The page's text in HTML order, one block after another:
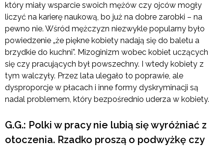
który miały wsparcie swoich mężów czy ojców mogły
liczyć na karierę naukową, bo już na dobre zarobki – na
pewno nie. Wśród mężczyzn niezwykle popularny było
powiedzenie „że piękne kobiety nadają się do baletu a
brzydkie do kuchni”. Mizoginizm wobec kobiet uczących
się czy pracujących był powszechny. I wtedy kobiety z
tym walczyły. Przez lata ulegało to poprawie, ale
dysproporcje w płacach i inne formy dyskryminacji są
nadal problemem, który bezpośrednio uderza w kobiety.
G.G.: Polki w pracy nie lubią się wyróżniać z
otoczenia. Rzadko proszą o podwyżkę czy